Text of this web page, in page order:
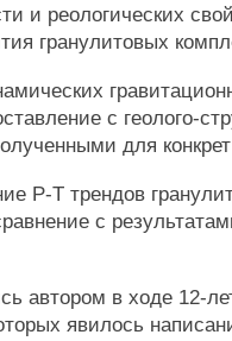
и реологических
гранулитовых
с геолого-
для
Р-Т трендов
с
автором в ходе 12-
явилось